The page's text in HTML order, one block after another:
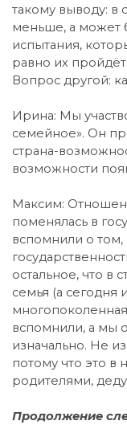
такому выводу: в
меньше, а может
испытания,
равно их
Вопрос другой:
Ирина: Мы
семейное». Он
страна-
возможности
Максим:
поменялась в
вспомнили о том,
остальное, что в
семья (а сегодня
вспомнили, а мы
изначально. Не
потому что это
родителями,
Продолжение